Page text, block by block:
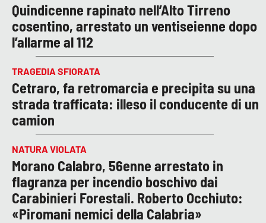
Quindicenne rapinato nell’Alto Tirreno
cosentino, arrestato un ventiseienne dopo
l’allarme al 112
TRAGEDIA SFIORATA
Cetraro, fa retromarcia e precipita su una
strada trafficata: illeso il conducente di un
camion
NATURA VIOLATA
Morano Calabro, 56enne arrestato in
flagranza per incendio boschivo dai
Carabinieri Forestali. Roberto Occhiuto:
«Piromani nemici della Calabria»